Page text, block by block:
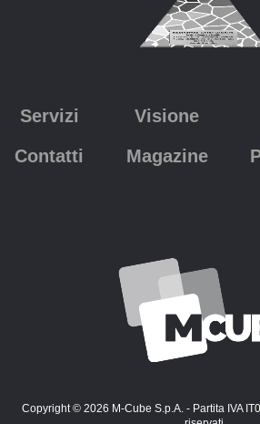
Servizi Visione
Contatti
Magazine
Copyright © 2026 M-Cube S.p.A. - Partita IVA